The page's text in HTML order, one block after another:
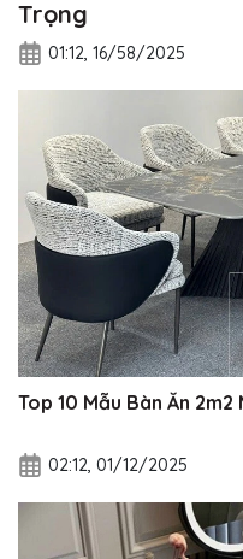
Trọng
01:12, 16/58/2025
Top 10 Mẫu Bàn Ăn
02:12, 01/12/2025